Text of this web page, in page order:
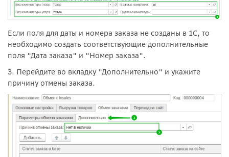
Если поля для даты и номера заказа не созданы в 1С, то
необходимо создать соответствующие дополнительные
поля "Дата заказа" и "Номер заказа".
3. Перейдите во вкладку "Дополнительно" и укажите
причину отмены заказа.